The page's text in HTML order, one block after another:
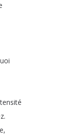
.
,